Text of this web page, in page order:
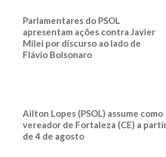
Parlamentares do PSOL
apresentam ações contra Javier
Milei por discurso ao lado de
Flávio Bolsonaro
Ailton Lopes (PSOL) assume como
vereador de Fortaleza (CE) a
de 4 de agosto